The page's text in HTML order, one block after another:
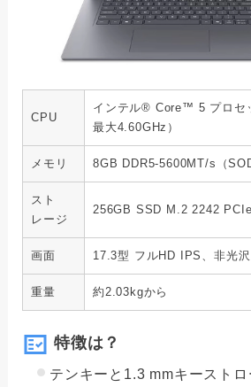
CPU
インテル® Core™ 5 プロセ
最大4.60GHz）
メモリ 8GB DDR5-5600MT/s（
スト
レージ
256GB SSD M.2 2242
画面 17.3型 フルHD IPS、非光沢
重量 約2.03kgから
特徴は？
テンキーと1.3 mmキースト